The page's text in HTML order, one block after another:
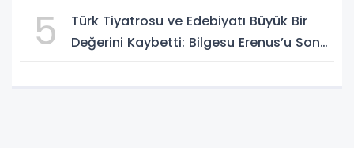
BULUŞMA NOKTASI
5
Türk Tiyatrosu ve Edebiyatı Büyük Bir
Değerini Kaybetti: Bilgesu Erenus’u Son